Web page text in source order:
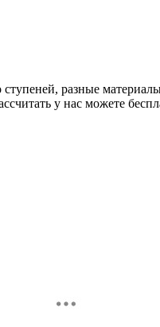
разные
у нас можете